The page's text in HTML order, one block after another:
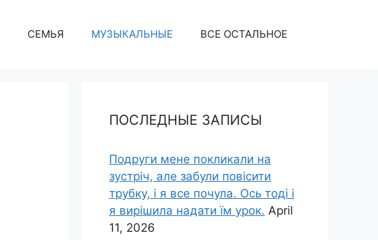
СЕМЬЯ МУЗЫКАЛЬНЫЕ ВСЕ ОСТАЛЬНОЕ
ПОСЛЕДНЫЕ ЗАПИСЫ
Подруги мене покликали на
зустріч, але забули повісити
трубку, і я все почула. Ось тоді і
я вирішила надати їм урок. April
11, 2026